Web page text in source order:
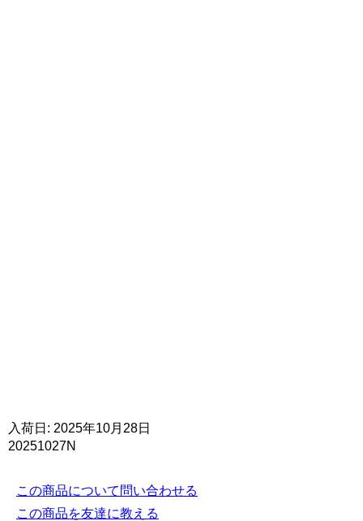
入荷日: 2025年10月28日
20251027N
この商品について問い合わせる
この商品を友達に教える